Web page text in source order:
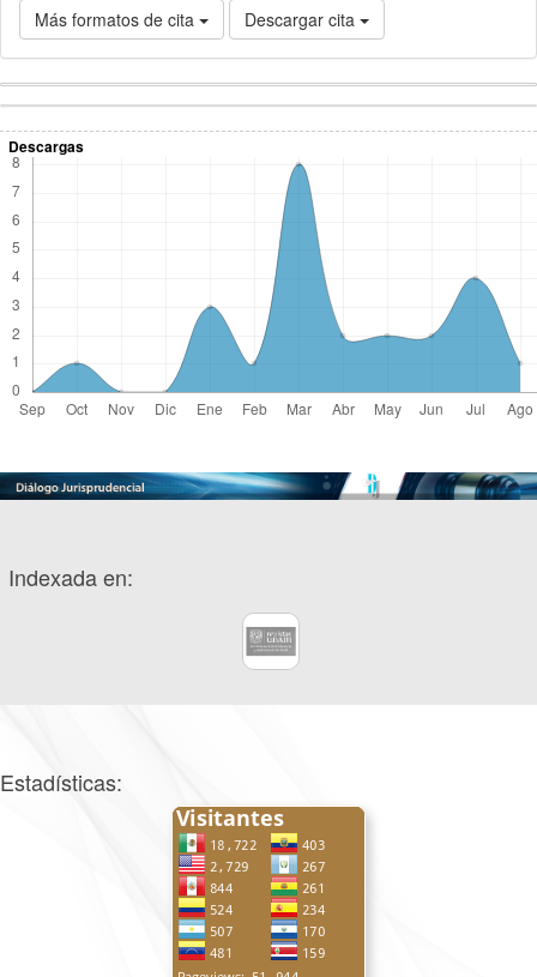
Más formatos de cita Descargar cita
Detalles
del
artículo
Descargas
Indexada en:
Estadísticas: